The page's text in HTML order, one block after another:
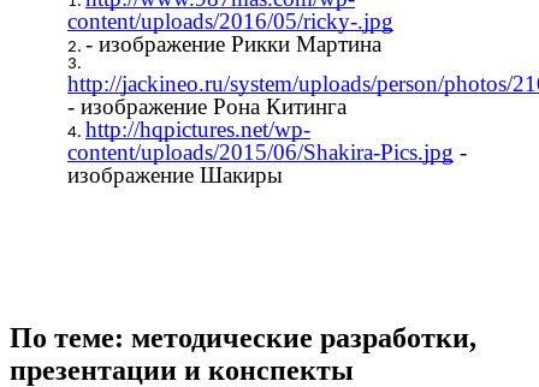
content/uploads/2016/05/ricky-.jpg
- изображение Рикки Мартина
http://jackineo.ru/system/uploads/person/photos/
- изображение Рона Китинга
http://hqpictures.net/wp-
content/uploads/2015/06/Shakira-Pics.jpg -
изображение Шакиры
По теме: методические разработки,
презентации и конспекты